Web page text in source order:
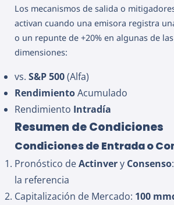
Los mecanismos de salida o
activan cuando una emisora registra
o un repunte de +20% en algunas de
dimensiones:
vs. S&P 500(Alfa)
RendimientoAcumulado
Rendimiento Intradía
Resumen de Condiciones
Condiciones de Entrada o
Pronóstico deActinvery Consenso
la referencia
Capitalización de Mercado: 100